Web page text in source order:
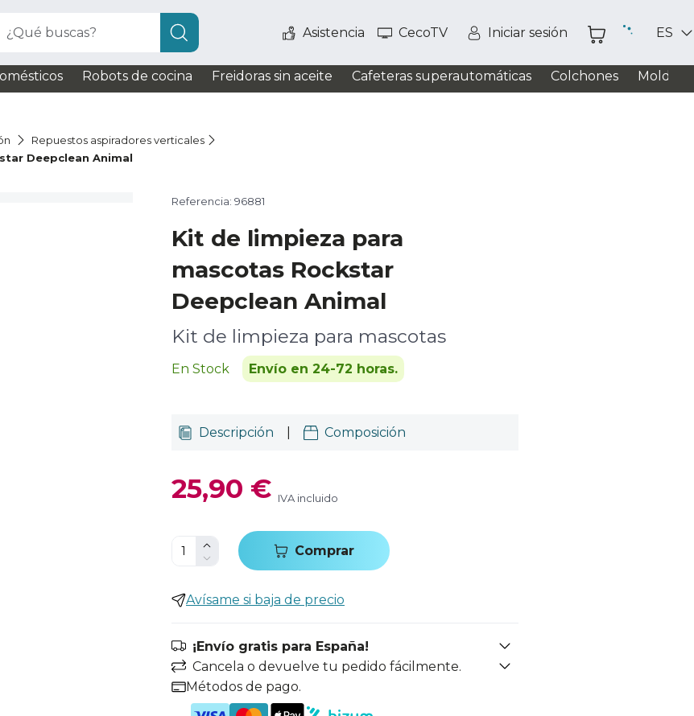
¿Qué buscas? Asistencia CecoTV Iniciar sesión ES
Robots de cocina Freidoras sin aceite Cafeteras superautomáticas Colchones
Repuestos aspiradores verticales
Deepclean Animal
Referencia: 96881
Kit de limpieza para
mascotas Rockstar
Deepclean Animal
Kit de limpieza para mascotas
En Stock Envío en 24-72 horas.
Descripción Composición
25,90 € IVA incluido
Comprar
Avísame si baja de precio
¡Envío gratis para España!
Cancela o devuelve tu pedido fácilmente.
Métodos de pago.